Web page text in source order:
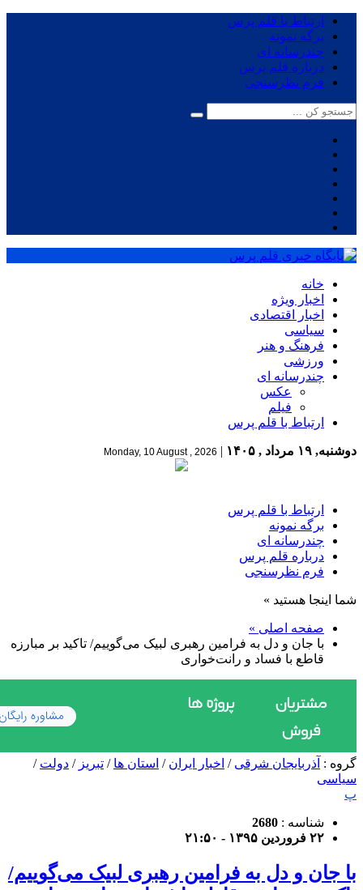
ارتباط با قلم پرس
برگه نمونه
چندرسانه ای
درباره قلم پرس
فرم نظرسنجی
خانه
اخبار ویژه
اخبار اقتصادی
سیاسی
فرهنگ و هنر
ورزشی
چندرسانه ای
عکس
فیلم
ارتباط با قلم پرس
دوشنبه, ۱۹ مرداد , ۱۴۰۵ |
Monday, 10 August , 2026
ارتباط با قلم پرس
برگه نمونه
چندرسانه ای
درباره قلم پرس
فرم نظرسنجی
شما اینجا هستید »
صفحه اصلی »
با جان و دل به فرامین رهبری لبیک می‌گوییم/ تاکید بر مبارزه
قاطع با فساد و رانت‌خواری
گروه : آذربایجان شرقی / اخبار ایران / استان ها / تبریز / دولت /
سیاسی
پ
شناسه : 2680
۲۲ فروردین ۱۳۹۵ - ۲۱:۵۰
با جان و دل به فرامین رهبری لبیک می‌گوییم/